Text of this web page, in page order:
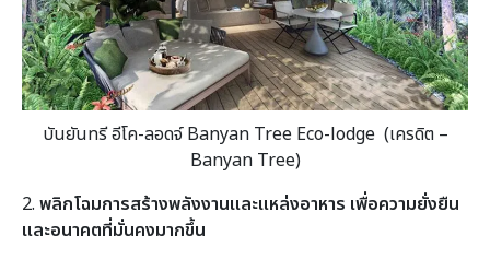
บันยันทรี อีโค-ลอดจ์ Banyan Tree Eco-lodge (เครดิต –
Banyan Tree)
2. พลิกโฉมการสร้างพลังงานและแหล่งอาหาร เพื่อความยั่งยืน
และอนาคตที่มั่นคงมากขึ้น